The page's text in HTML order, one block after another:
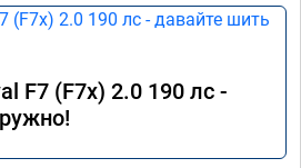
F7 (F7x) 2.0 190 лс -